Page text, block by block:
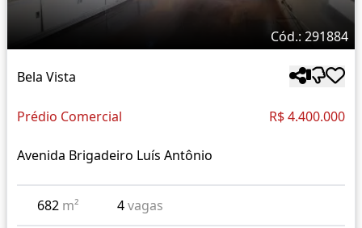
Cód.: 291884
Bela Vista
Prédio Comercial R$ 4.400.000
Avenida Brigadeiro Luís Antônio
682 m² 4vagas